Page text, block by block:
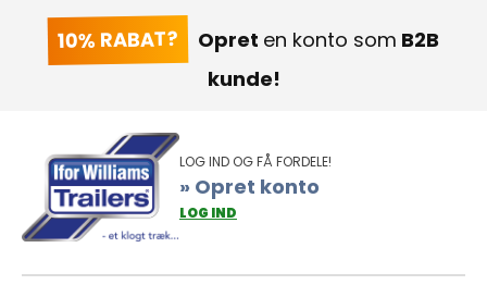
10% RABAT? Opret en konto som B2B
kunde!
LOG IND OG FÅ FORDELE!
» Opret konto
LOG IND